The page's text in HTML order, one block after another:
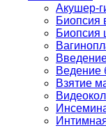
Акушер-
Биопсия
Биопсия
Ведение
Взятие